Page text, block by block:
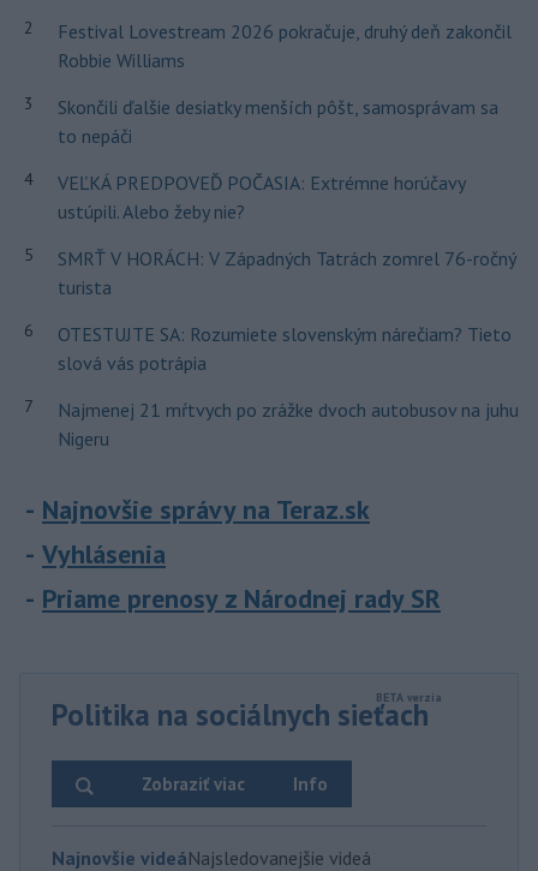
2
Festival Lovestream 2026 pokračuje, druhý deň zakončil
Robbie Williams
3
Skončili ďalšie desiatky menších pôšt, samosprávam sa
to nepáči
4
VEĽKÁ PREDPOVEĎ POČASIA: Extrémne horúčavy
ustúpili. Alebo žeby nie?
5
SMRŤ V HORÁCH: V Západných Tatrách zomrel 76-ročný
turista
6
OTESTUJTE SA: Rozumiete slovenským nárečiam? Tieto
slová vás potrápia
7
Najmenej 21 mŕtvych po zrážke dvoch autobusov na juhu
Nigeru
Najnovšie správy na Teraz.sk
Vyhlásenia
Priame prenosy z Národnej rady SR
Politika na sociálnych sieťach
Info
Zobraziť viac
Najnovšie videáNajsledovanejšie videá